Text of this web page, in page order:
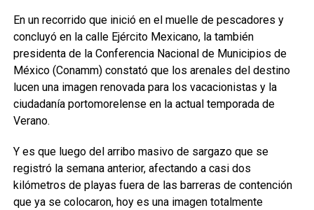
En un recorrido que inició en el muelle de pescadores y
concluyó en la calle Ejército Mexicano, la también
presidenta de la Conferencia Nacional de Municipios de
México (Conamm) constató que los arenales del destino
lucen una imagen renovada para los vacacionistas y la
ciudadanía portomorelense en la actual temporada de
Verano.
Y es que luego del arribo masivo de sargazo que se
registró la semana anterior, afectando a casi dos
kilómetros de playas fuera de las barreras de contención
que ya se colocaron, hoy es una imagen totalmente